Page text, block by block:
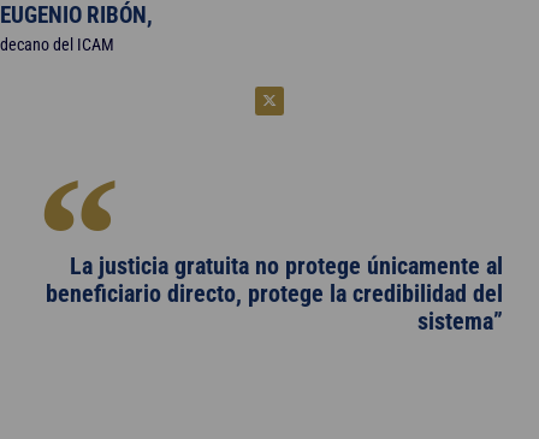
EUGENIO RIBÓN,
decano del ICAM
La justicia gratuita no protege únicamente al
beneficiario directo, protege la credibilidad del
sistema”